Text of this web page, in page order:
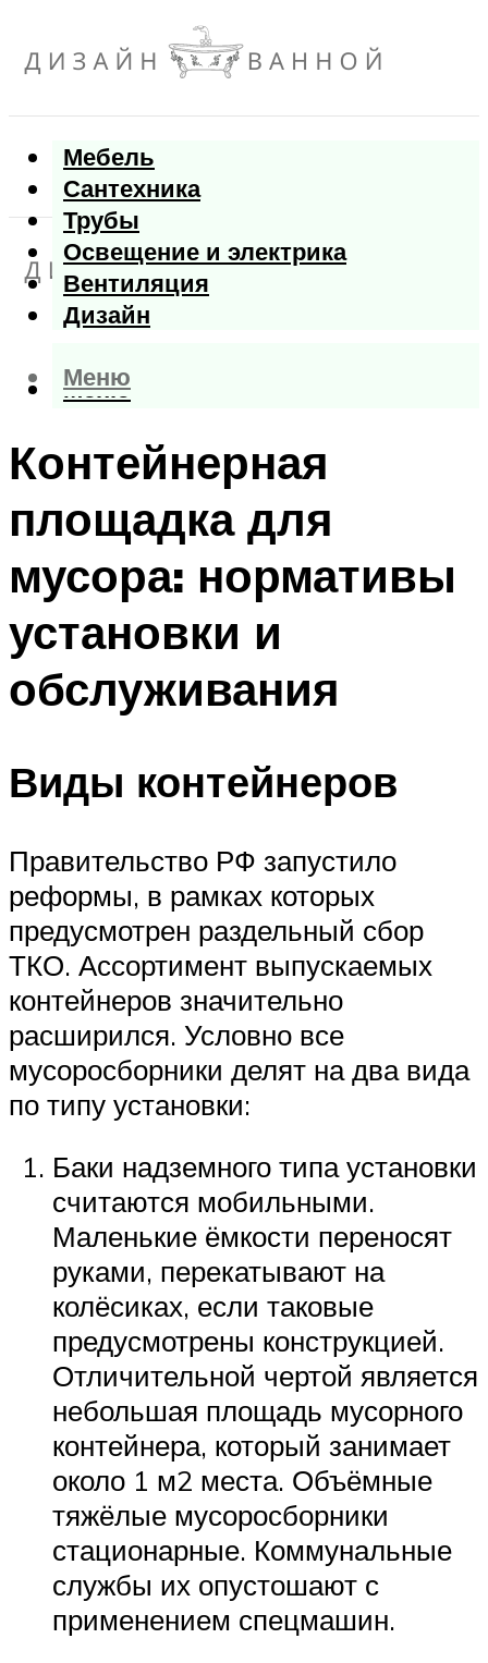
Мебель
Сантехника
Трубы
Освещение и электрика
Вентиляция
Дизайн
Меню
Меню
Контейнерная
площадка для
мусора: нормативы
установки и
обслуживания
Виды контейнеров
Правительство РФ запустило
реформы, в рамках которых
предусмотрен раздельный сбор
ТКО. Ассортимент выпускаемых
контейнеров значительно
расширился. Условно все
мусоросборники делят на два вида
по типу установки:
Баки надземного типа установки
считаются мобильными.
Маленькие ёмкости переносят
руками, перекатывают на
колёсиках, если таковые
предусмотрены конструкцией.
Отличительной чертой является
небольшая площадь мусорного
контейнера, который занимает
около 1 м2 места. Объёмные
тяжёлые мусоросборники
стационарные. Коммунальные
службы их опустошают с
применением спецмашин.